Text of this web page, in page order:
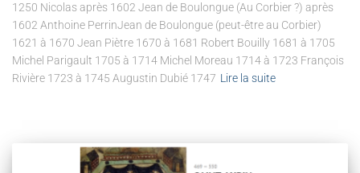
1250 Nicolas après 1602 Jean de Boulongue (Au Corbier ?) après
1602 Anthoine PerrinJean de Boulongue (peut-être au Corbier)
1621 à 1670 Jean Piètre 1670 à 1681 Robert Bouilly 1681 à 1705
Michel Parigault 1705 à 1714 Michel Moreau 1714 à 1723 François
Rivière 1723 à 1745 Augustin Dubié 1747 Lire la suite